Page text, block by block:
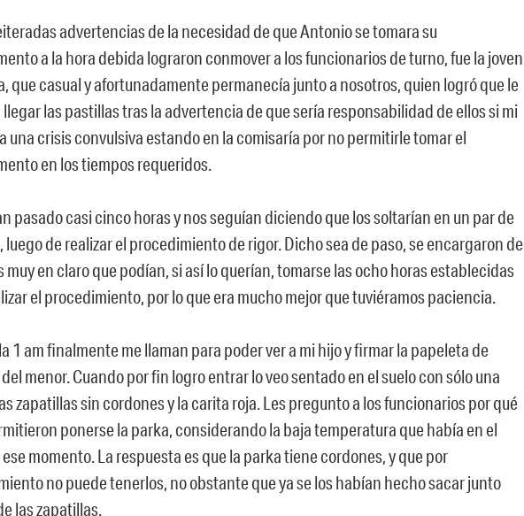
advertencias de la necesidad de que Antonio se tomara su
a la hora debida lograron conmover a los funcionarios de turno, fue la joven
que casual y afortunadamente permanecía junto a nosotros, quien logró que le
las pastillas tras la advertencia de que sería responsabilidad de ellos si mi
una crisis convulsiva estando en la comisaría por no permitirle tomar el
en los tiempos requeridos.
pasado casi cinco horas y nos seguían diciendo que los soltarían en un par de
luego de realizar el procedimiento de rigor. Dicho sea de paso, se encargaron de
muy en claro que podían, si así lo querían, tomarse las ocho horas establecidas
el procedimiento, por lo que era mucho mejor que tuviéramos paciencia.
1 am finalmente me llaman para poder ver a mi hijo y firmar la papeleta de
del menor. Cuando por fin logro entrar lo veo sentado en el suelo con sólo una
zapatillas sin cordones y la carita roja. Les pregunto a los funcionarios por qué
ponerse la parka, considerando la baja temperatura que había en el
momento. La respuesta es que la parka tiene cordones, y que por
no puede tenerlos, no obstante que ya se los habían hecho sacar junto
las zapatillas.